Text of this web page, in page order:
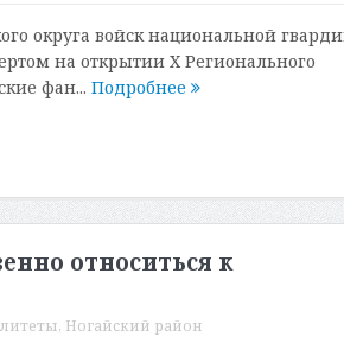
округа войск национальной
на открытии X Регионального
фан... Подробнее
относиться к
, Ногайский район